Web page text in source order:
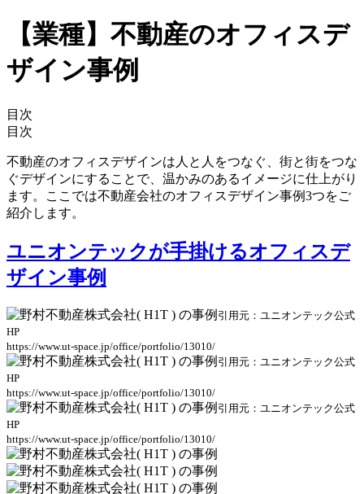
【業種】不動産のオフィスデ
ザイン事例
目次
目次
不動産のオフィスデザインは人と人をつなぐ、街と街をつな
ぐデザインにすることで、温かみのあるイメージに仕上がり
ます。ここでは不動産会社のオフィスデザイン事例3つをご
紹介します。
ユニオンテックが手掛けるオフィスデ
ザイン事例
引用元：ユニオンテック公式
HP
https://www.ut-space.jp/office/portfolio/13010/
引用元：ユニオンテック公式
HP
https://www.ut-space.jp/office/portfolio/13010/
引用元：ユニオンテック公式
HP
https://www.ut-space.jp/office/portfolio/13010/